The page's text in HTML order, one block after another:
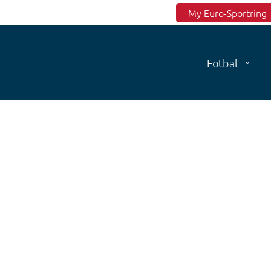
Top menu
My Euro-Sportring
Fotbal